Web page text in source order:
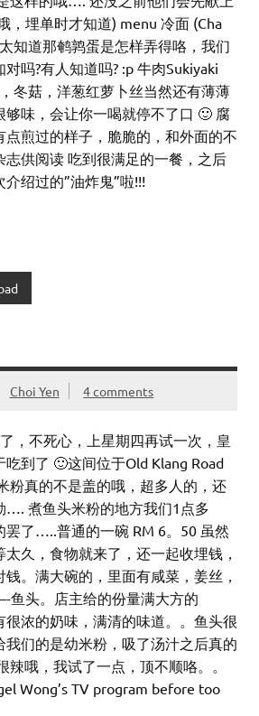
，埋单时才知道) menu 冷面 (Cha
知道那鹌鹑蛋是怎样弄得咯，我们
吗?有人知道吗? :p 牛肉Sukiyaki
冬菇，洋葱红萝卜丝当然还有薄薄
够味，会让你一喝就停不了口 🙂 腐
点煎过的样子，脆脆的，和外面的不
志供阅读 吃到很满足的一餐，之后
绍过的”油炸鬼”啦!!!
Choi Yen 4 comments
，不死心，上星期四再试一次，皇
到了 🙂这间位于Old Klang Road
粉真的不是盖的哦，超多人的，还
…. 煮鱼头米粉的地方我们1点多
罢了…..普通的一碗 RM 6。50 虽然
久，食物就来了，还一起收埋钱，
。满大碗的，里面有咸菜，姜丝，
鱼头。店主给的份量满大方的
很浓的奶味，满清的味道。。鱼头很
我们的是幼米粉，吸了汤汁之后真的
辣哦，我试了一点，顶不顺咯。。
Wong’s TV program before too